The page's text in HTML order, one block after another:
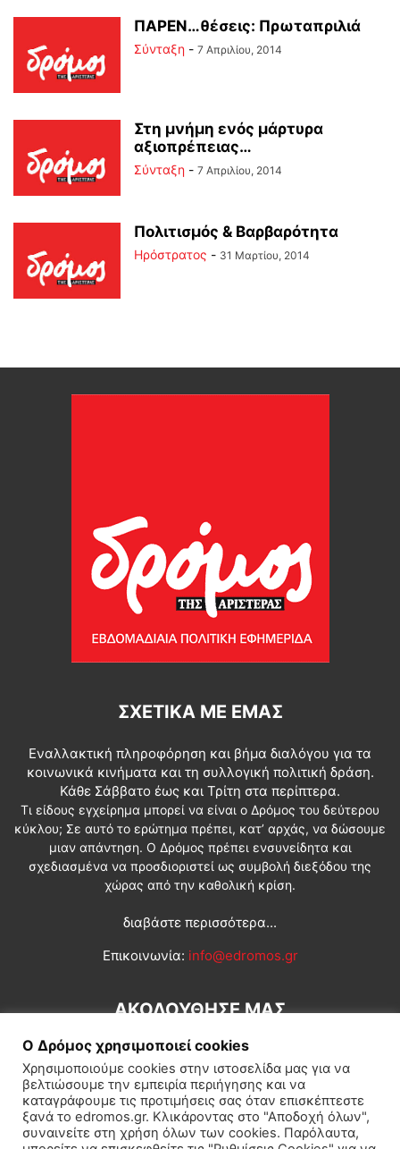
ΠΑΡΕΝ…θέσεις: Πρωταπριλιά
Σύνταξη - 7 Απριλίου, 2014
Στη μνήμη ενός μάρτυρα
αξιοπρέπειας…
Σύνταξη - 7 Απριλίου, 2014
Πολιτισμός & Βαρβαρότητα
Ηρόστρατος - 31 Μαρτίου, 2014
ΣΧΕΤΙΚΆ ΜΕ ΕΜΆΣ
Εναλλακτική πληροφόρηση και βήμα διαλόγου για τα
κοινωνικά κινήματα και τη συλλογική πολιτική δράση.
Κάθε Σάββατο έως και Τρίτη στα περίπτερα.
Τι είδους εγχείρημα μπορεί να είναι ο Δρόμος του δεύτερου
κύκλου; Σε αυτό το ερώτημα πρέπει, κατ’ αρχάς, να δώσουμε
μιαν απάντηση. Ο Δρόμος πρέπει ενσυνείδητα και
σχεδιασμένα να προσδιοριστεί ως συμβολή διεξόδου της
χώρας από την καθολική κρίση.
διαβάστε περισσότερα...
Επικοινωνία: info@edromos.gr
ΑΚΟΛΟΥΘΗΣΕ ΜΑΣ
Εγγραφή συνδρομητή Πολιτική Διεθνή Κοινωνία
Ο Δρόμος χρησιμοποιεί cookies
Χρησιμοποιούμε cookies στην ιστοσελίδα μας για να
βελτιώσουμε την εμπειρία περιήγησης και να
καταγράφουμε τις προτιμήσεις σας όταν επισκέπτεστε
ξανά το edromos.gr. Κλικάροντας στο "Αποδοχή όλων",
συναινείτε στη χρήση όλων των cookies. Παρόλαυτα,